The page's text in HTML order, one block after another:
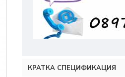
КРАТКА СПЕЦИФИКАЦИЯ